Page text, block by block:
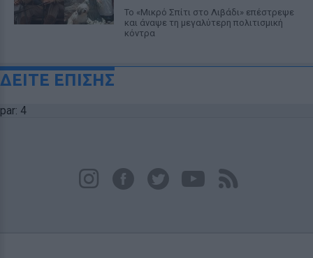
Το «Μικρό Σπίτι στο Λιβάδι» επέστρεψε
και άναψε τη μεγαλύτερη πολιτισμική
κόντρα
ΔΕΙΤΕ ΕΠΙΣΗΣ
par: 4